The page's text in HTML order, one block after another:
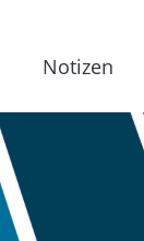
Notizen